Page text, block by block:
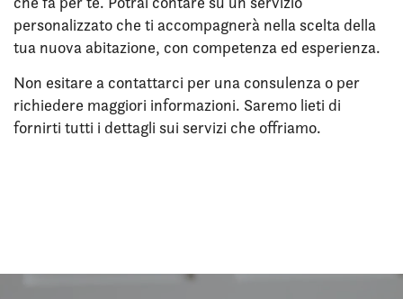
personalizzato che ti accompagnerà nella scelta della
tua nuova abitazione, con competenza ed esperienza.
Non esitare a contattarci per una consulenza o per
richiedere maggiori informazioni. Saremo lieti di
fornirti tutti i dettagli sui servizi che offriamo.